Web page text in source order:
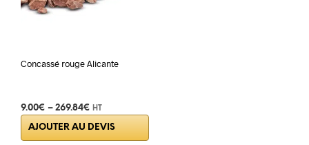
Concassé rouge Alicante
9.00€ – 269.84€ HT
AJOUTER AU DEVIS
Ce
produit